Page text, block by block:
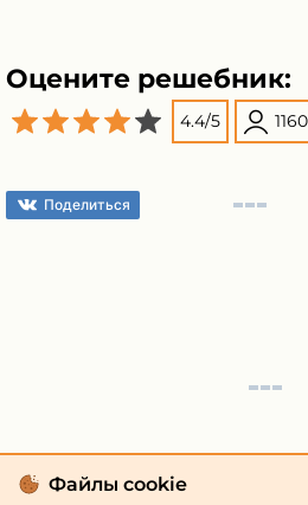
Оцените решебник:
4.4/5
Поделиться
Файлы cookie